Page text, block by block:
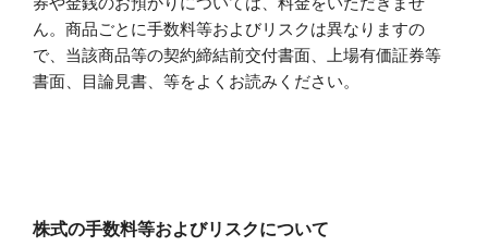
ん。商品ごとに手数料等およびリスクは異なりますの
で、当該商品等の契約締結前交付書面、上場有価証券等
書面、目論見書、等をよくお読みください。
株式の手数料等およびリスクについて